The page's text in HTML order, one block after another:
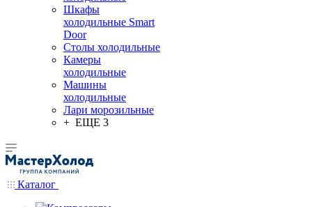
Шкафы
холодильные Smart
Door
Столы холодильные
Камеры
холодильные
Машины
холодильные
Лари морозильные
+ ЕЩЕ 3
Каталог